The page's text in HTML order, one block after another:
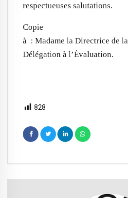
respectueuses salutations.
Copie
à : Madame la Directrice de la
Délégation à l’Évaluation.
828